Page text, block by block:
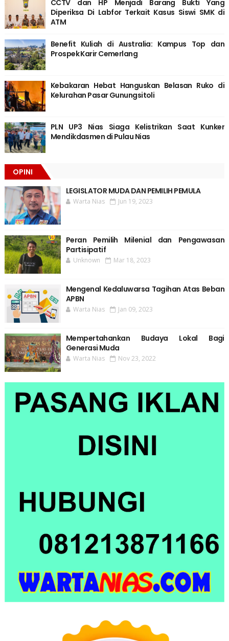
CCTV dan HP Menjadi Barang Bukti Yang
Diperiksa Di Labfor Terkait Kasus Siswi SMK di
ATM
Benefit Kuliah di Australia: Kampus Top dan
Prospek Karir Cemerlang
Kebakaran Hebat Hanguskan Belasan Ruko di
Kelurahan Pasar Gunungsitoli
PLN UP3 Nias Siaga Kelistrikan Saat Kunker
Mendikdasmen di Pulau Nias
OPINI
LEGISLATOR MUDA DAN PEMILIH PEMULA
Warta Nias Jun 19, 2023
Peran Pemilih Milenial dan Pengawasan
Partisipatif
Unknown Mar 18, 2023
Mengenal Kedaluwarsa Tagihan Atas Beban
APBN
Warta Nias Jan 09, 2023
Mempertahankan Budaya Lokal Bagi
Generasi Muda
Warta Nias Nov 23, 2022